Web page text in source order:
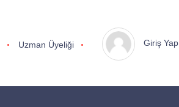
Uzman Üyeliği Giriş Yap